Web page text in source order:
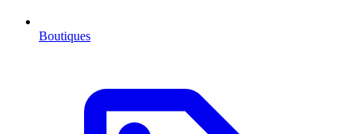
Boutiques